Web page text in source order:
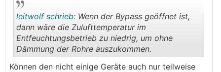
..
leitwolf schrieb: Wenn der Bypass geöffnet ist,
dann wäre die Zulufttemperatur im
Entfeuchtungsbetrieb zu niedrig, um ohne
Dämmung der Rohre auszukommen.
Können den nicht einige Geräte auch nur teilweise